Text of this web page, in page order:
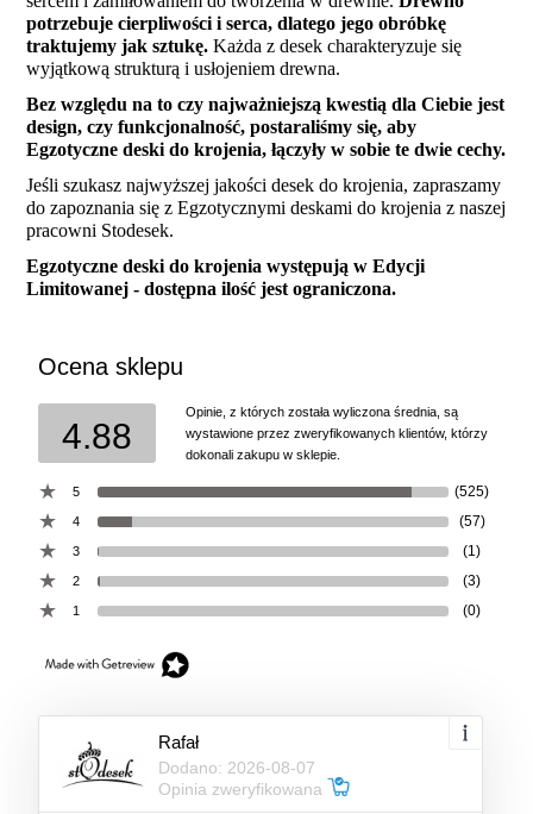
potrzebuje cierpliwości i serca, dlatego jego obróbkę
traktujemy jak sztukę. Każda z desek charakteryzuje się
wyjątkową strukturą i usłojeniem drewna.
Bez względu na to czy najważniejszą kwestią dla Ciebie jest
design, czy funkcjonalność, postaraliśmy się, aby
Egzotyczne deski do krojenia, łączyły w sobie te dwie cechy.
Jeśli szukasz najwyższej jakości desek do krojenia, zapraszamy
do zapoznania się z Egzotycznymi deskami do krojenia z naszej
pracowni Stodesek.
Egzotyczne deski do krojenia występują w Edycji
Limitowanej - dostępna ilość jest ograniczona.
Ocena sklepu
4.88
Opinie, z których została wyliczona średnia, są
wystawione przez zweryfikowanych klientów, którzy
dokonali zakupu w sklepie.
5 (525)
4 (57)
3 (1)
2 (3)
1 (0)
Rafał
Dodano: 2026-08-07
Opinia zweryfikowana